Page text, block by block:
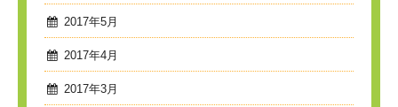
2017年5月
2017年4月
2017年3月